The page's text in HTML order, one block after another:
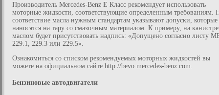
Производитель Mercedes-Benz E Класс рекомендует использовать
моторные жидкости, соответствующие определенным требованиям.
соответствие масла нужным стандартам указывают допуски, которые
наносятся на тару со смазочным материалом. К примеру, на
маслом будет присутствовать надпись: «Допущено согласно листу
229.1, 229.3 или 229.5».
Ознакомиться со списком рекомендуемых моторных жидкостей вы
можете на официальном сайте http://bevo.mercedes-benz.com.
Бензиновые автодвигатели